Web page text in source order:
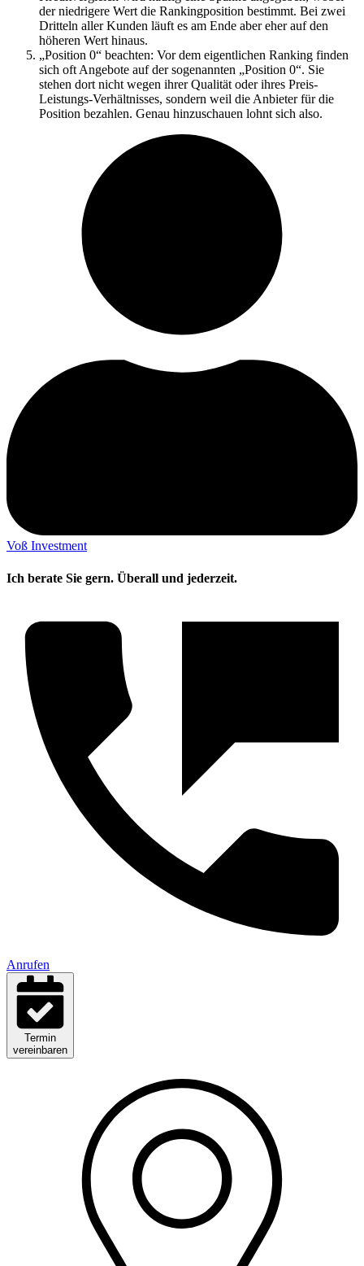
der niedrigere Wert die Rankingposition bestimmt. Bei zwei
Dritteln aller Kunden läuft es am Ende aber eher auf den
höheren Wert hinaus.
„Position 0“ beachten: Vor dem eigentlichen Ranking finden
sich oft Angebote auf der sogenannten „Position 0“. Sie
stehen dort nicht wegen ihrer Qualität oder ihres Preis-
Leistungs-Verhältnisses, sondern weil die Anbieter für die
Position bezahlen. Genau hinzuschauen lohnt sich also.
Voß Investment
Ich berate Sie gern. Überall und jederzeit.
Anrufen
Termin
vereinbaren